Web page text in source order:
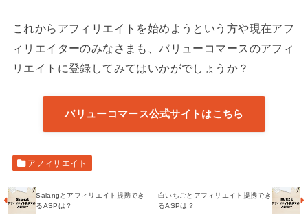
これからアフィリエイトを始めようという方や現在アフ
ィリエイターのみなさまも、バリューコマースのアフィ
リエイトに登録してみてはいかがでしょうか？
バリューコマース公式サイトはこちら
アフィリエイト
Salangとアフィリエイト提携でき
るASPは？
白いちごとアフィリエイト提携でき
るASPは？